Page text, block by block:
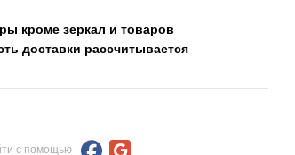
кроме зеркал и товаров
доставки рассчитывается
с помощью